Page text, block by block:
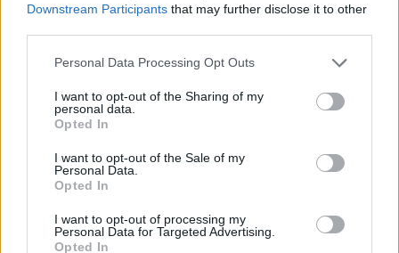
Downstream Participants that may further disclose it to other
Personal Data Processing Opt Outs
I want to opt-out of the Sharing of my
personal data.
Opted In
I want to opt-out of the Sale of my
Personal Data.
Opted In
I want to opt-out of processing my
Personal Data for Targeted Advertising.
Opted In
Esim for Global
for Turkey|Esim for Germany|Esim for Greece |
for Asia|Esim for World Cup 2026